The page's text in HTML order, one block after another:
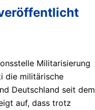
Militarisierung
die militärische
Deutschland seit dem
auf, dass trotz